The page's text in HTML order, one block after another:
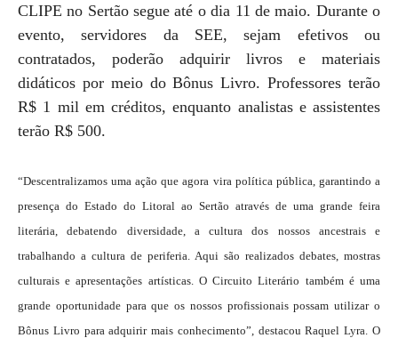
CLIPE no Sertão segue até o dia 11 de maio. Durante o
evento, servidores da SEE, sejam efetivos ou
contratados, poderão adquirir livros e materiais
didáticos por meio do Bônus Livro. Professores terão
R$ 1 mil em créditos, enquanto analistas e assistentes
terão R$ 500.
“Descentralizamos uma ação que agora vira política pública, garantindo a
presença do Estado do Litoral ao Sertão através de uma grande feira
literária, debatendo diversidade, a cultura dos nossos ancestrais e
trabalhando a cultura de periferia. Aqui são realizados debates, mostras
culturais e apresentações artísticas. O Circuito Literário também é uma
grande oportunidade para que os nossos profissionais possam utilizar o
Bônus Livro para adquirir mais conhecimento”, destacou Raquel Lyra. O